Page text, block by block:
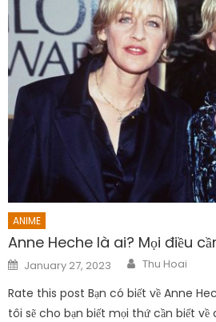
ANIME
Anne Heche là ai? Mọi điều
Posted
on
January 27, 2023 Author
Thu Hoai
Rate this post Bạn có biết về Anne
tôi sẽ cho bạn biết mọi thứ cần biết về